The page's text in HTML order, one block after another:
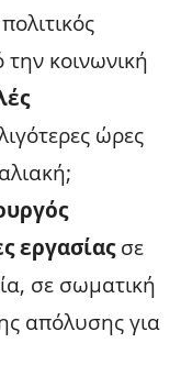
κοινωνική
ώρες
εργασίαςσε
σε σωματική
απόλυσης για